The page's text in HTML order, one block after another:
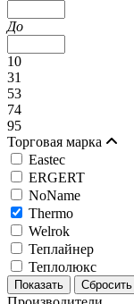
До
10
31
53
74
95
Торговая марка
Eastec
ERGERT
NoName
Thermo
Welrok
Теплайнер
Теплолюкс